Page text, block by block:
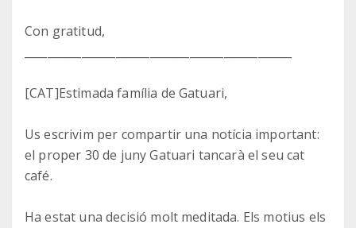
Con gratitud,
[CAT]Estimada família de Gatuari,
Us escrivim per compartir una notícia important:
el proper 30 de juny Gatuari tancarà el seu cat
café.
Ha estat una decisió molt meditada. Els motius els